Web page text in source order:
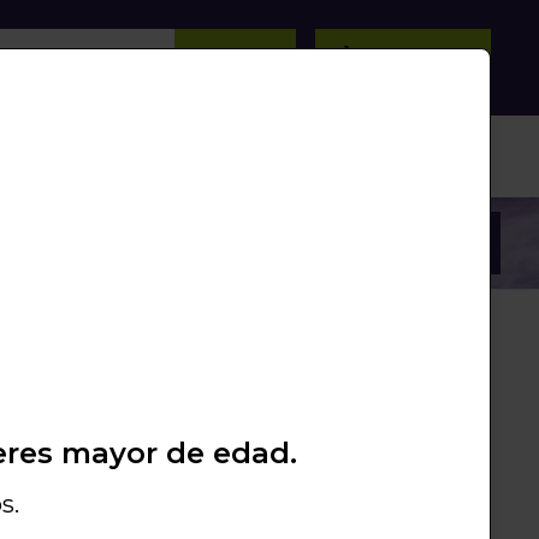
BUSCAR
CON JAULA
mayor de edad.